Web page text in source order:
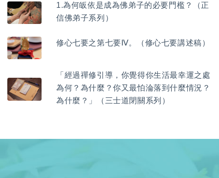
1.為何皈依是成為佛弟子的必要門檻？（正
信佛弟子系列）
修心七要之第七要Ⅳ。（修心七要講述稿）
「經過禪修引導，你覺得你生活最幸運之處
為何？為什麼？你又最怕淪落到什麼情況？
為什麼？」（三士道閉關系列）